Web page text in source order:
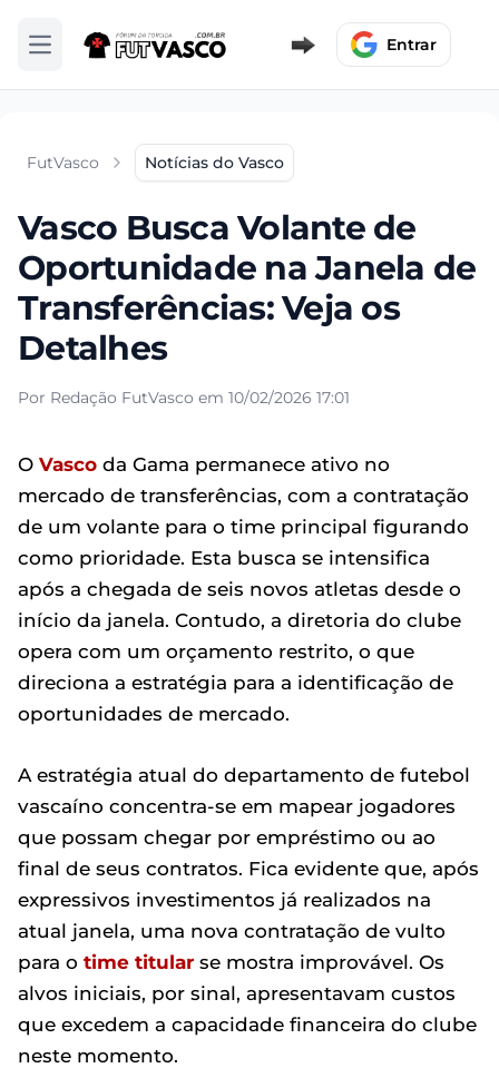
Abrir menu Entrar
FutVasco Notícias do Vasco
Vasco Busca Volante de
Oportunidade na Janela de
Transferências: Veja os
Detalhes
Por Redação FutVasco em 10/02/2026 17:01
O Vasco da Gama permanece ativo no
mercado de transferências, com a contratação
de um volante para o time principal figurando
como prioridade. Esta busca se intensifica
após a chegada de seis novos atletas desde o
início da janela. Contudo, a diretoria do clube
opera com um orçamento restrito, o que
direciona a estratégia para a identificação de
oportunidades de mercado.
A estratégia atual do departamento de futebol
vascaíno concentra-se em mapear jogadores
que possam chegar por empréstimo ou ao
final de seus contratos. Fica evidente que, após
expressivos investimentos já realizados na
atual janela, uma nova contratação de vulto
para o time titular se mostra improvável. Os
alvos iniciais, por sinal, apresentavam custos
que excedem a capacidade financeira do clube
neste momento.